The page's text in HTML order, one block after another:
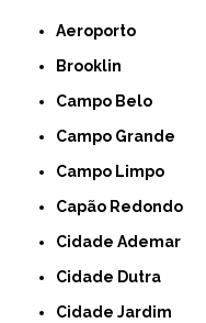
Aeroporto
Brooklin
Campo Belo
Campo Grande
Campo Limpo
Capão Redondo
Cidade Ademar
Cidade Dutra
Cidade Jardim